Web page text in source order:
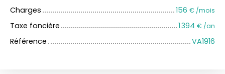
Charges
156 € /mois
Taxe foncière 1 394 € /an
Référence VA1916